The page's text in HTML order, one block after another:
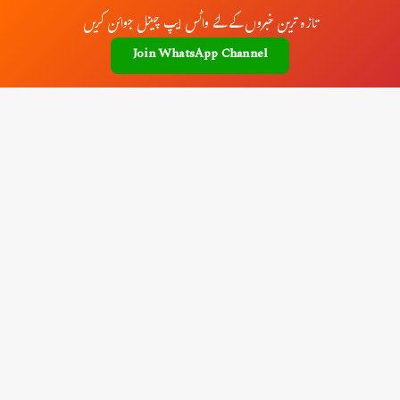
تازہ ترین خبروں کے لئے واٹس ایپ چینل جوائن کریں
Join WhatsApp Channel